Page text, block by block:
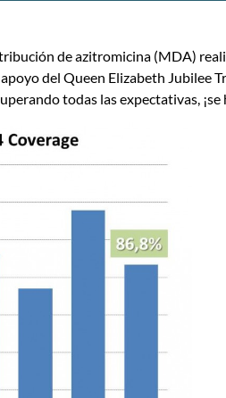
de azitromicina (MDA)
del Queen Elizabeth Jubilee
todas las expectativas,